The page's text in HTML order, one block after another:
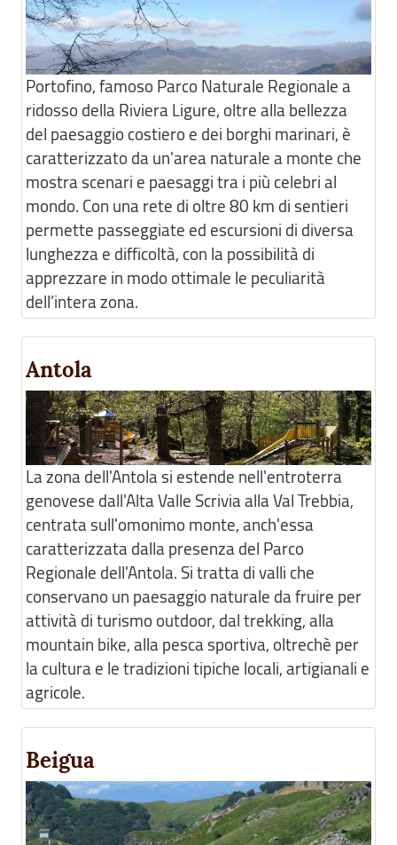
Portofino, famoso Parco Naturale Regionale a
ridosso della Riviera Ligure, oltre alla bellezza
del paesaggio costiero e dei borghi marinari, è
caratterizzato da un'area naturale a monte che
mostra scenari e paesaggi tra i più celebri al
mondo. Con una rete di oltre 80 km di sentieri
permette passeggiate ed escursioni di diversa
lunghezza e difficoltà, con la possibilità di
apprezzare in modo ottimale le peculiarità
dell’intera zona.
Antola
La zona dell'Antola si estende nell'entroterra
genovese dall'Alta Valle Scrivia alla Val Trebbia,
centrata sull'omonimo monte, anch'essa
caratterizzata dalla presenza del Parco
Regionale dell'Antola. Si tratta di valli che
conservano un paesaggio naturale da fruire per
attività di turismo outdoor, dal trekking, alla
mountain bike, alla pesca sportiva, oltrechè per
la cultura e le tradizioni tipiche locali, artigianali e
agricole.
Beigua